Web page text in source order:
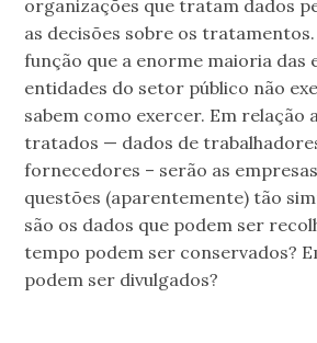
organizações que tratam dados
as decisões sobre os
função que a enorme maioria das
entidades do setor público não
sabem como exercer. Em relação
tratados — dados de
fornecedores – serão as
questões (aparentemente) tão
são os dados que podem ser
tempo podem ser conservados?
podem ser divulgados?